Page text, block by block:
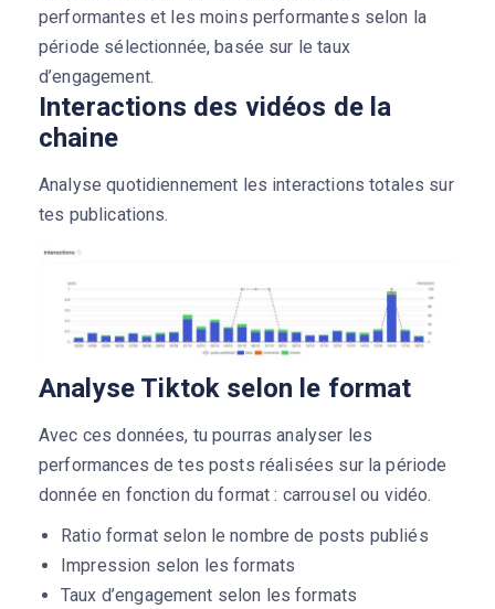
performantes et les moins performantes selon la
période sélectionnée, basée sur le taux
d’engagement.
Interactions des vidéos de la
chaine
Analyse quotidiennement les interactions totales sur
tes publications.
Analyse Tiktok selon le format
Avec ces données, tu pourras analyser les
performances de tes posts réalisées sur la période
donnée en fonction du format : carrousel ou vidéo.
Ratio format selon le nombre de posts publiés
Impression selon les formats
Taux d’engagement selon les formats